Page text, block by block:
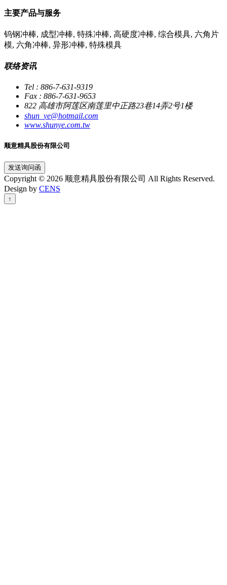
主要产品与服务
钨钢冲棒, 成型冲棒, 特殊冲棒, 高硬度冲棒, 综合模具, 六角片
模, 六角冲棒, 异形冲棒, 特殊模具
联络资讯
Tel : 886-7-631-9319
Fax : 886-7-631-9653
822 高雄市阿莲区南莲里中正路23巷14弄2号1楼
shun_ye@hotmail.com
www.shunye.com.tw
顺意精具股份有限公司
发送询问函
Copyright © 2026 顺意精具股份有限公司 All Rights Reserved.
Design by CENS
↑